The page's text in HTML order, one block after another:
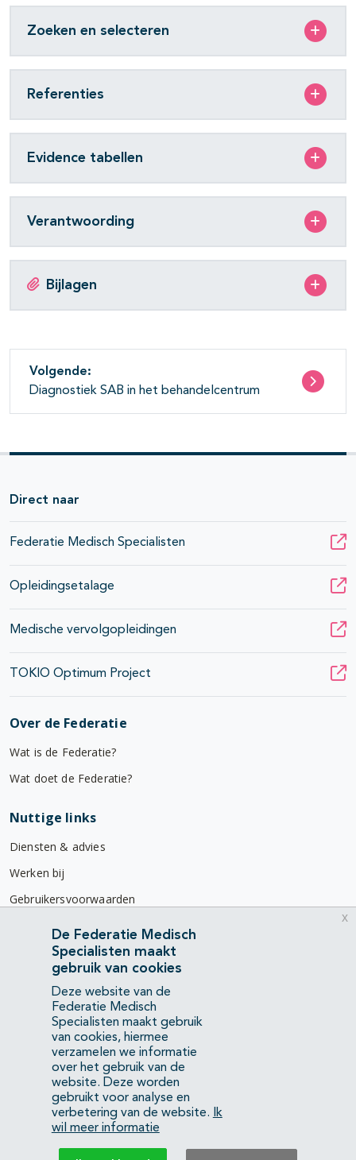
Zoeken en selecteren
Referenties
Evidence tabellen
Verantwoording
Bijlagen
Volgende:
Diagnostiek SAB in het behandelcentrum
Direct naar
Federatie Medisch Specialisten
Opleidingsetalage
Medische vervolgopleidingen
TOKIO Optimum Project
Over de Federatie
Wat is de Federatie?
Wat doet de Federatie?
Nuttige links
Diensten & advies
Werken bij
Gebruikersvoorwaarden
Privacyverklaring
Contact
Mercatorlaan 1200
3528 BL Utrecht
(088) 505 34 34
info@richtlijnendatabase.nl
YouTubeLinkedIn
De Federatie Medisch
Specialisten maakt
gebruik van cookies
Deze website van de
Federatie Medisch
Specialisten maakt gebruik
van cookies, hiermee
verzamelen we informatie
over het gebruik van de
website. Deze worden
gebruikt voor analyse en
verbetering van de website.
Ik
wil meer informatie
x